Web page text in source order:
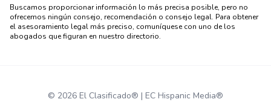
Buscamos proporcionar información lo más precisa posible, pero no
ofrecemos ningún consejo, recomendación o consejo legal. Para obtener
el asesoramiento legal más preciso, comuníquese con uno de los
abogados que figuran en nuestro directorio.
© 2026 El Clasificado® | EC Hispanic Media®